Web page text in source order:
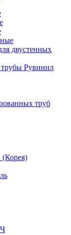
двустенных
Рувинил
труб
(Корея)